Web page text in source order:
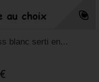
blanc serti en...